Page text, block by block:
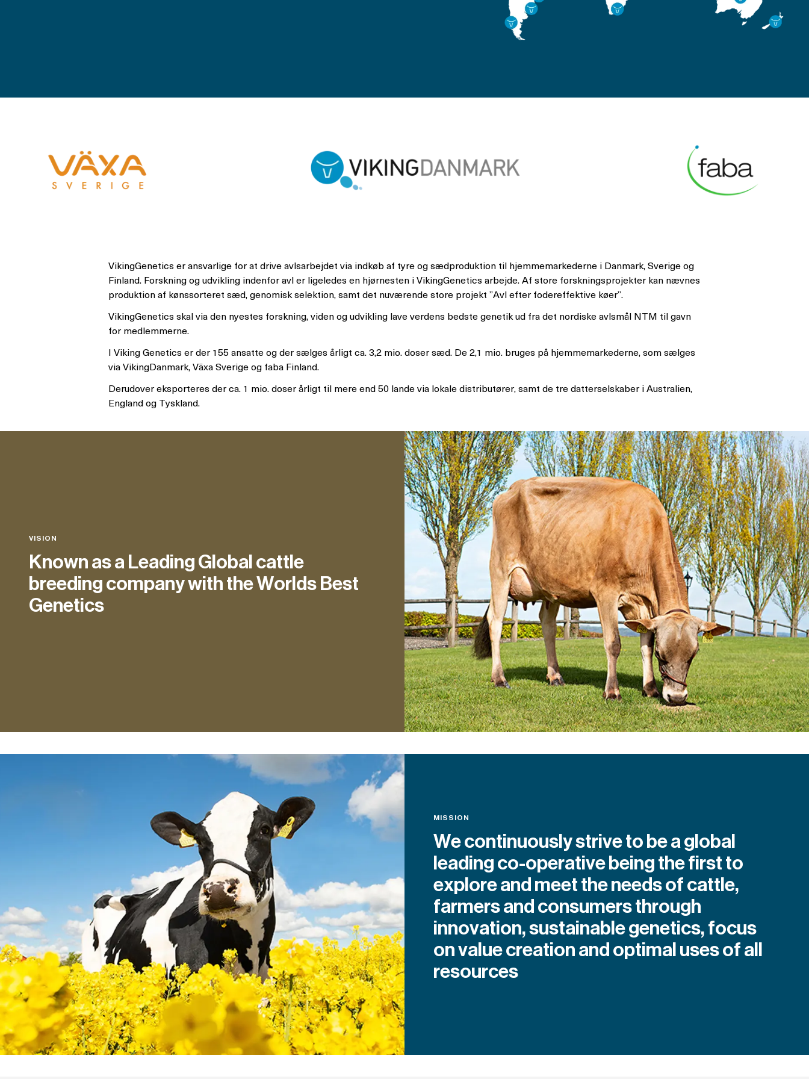
VikingGenetics er ansvarlige for at drive avlsarbejdet via indkøb af tyre og sædproduktion til hjemmemarkederne i Danmark, Sverige og
Finland. Forskning og udvikling indenfor avl er ligeledes en hjørnesten i VikingGenetics arbejde. Af store forskningsprojekter kan nævnes
produktion af kønssorteret sæd, genomisk selektion, samt det nuværende store projekt ”Avl efter fodereffektive køer”.
VikingGenetics skal via den nyestes forskning, viden og udvikling lave verdens bedste genetik ud fra det nordiske avlsmål NTM til gavn
for medlemmerne.
I Viking Genetics er der 155 ansatte og der sælges årligt ca. 3,2 mio. doser sæd. De 2,1 mio. bruges på hjemmemarkederne, som sælges
via VikingDanmark, Växa Sverige og faba Finland.
Derudover eksporteres der ca. 1 mio. doser årligt til mere end 50 lande via lokale distributører, samt de tre datterselskaber i Australien,
England og Tyskland.
VISION
Known as a Leading Global cattle
breeding company with the Worlds Best
Genetics
MISSION
We continuously strive to be a global
leading co-operative being the first to
explore and meet the needs of cattle,
farmers and consumers through
innovation, sustainable genetics, focus
on value creation and optimal uses of all
resources